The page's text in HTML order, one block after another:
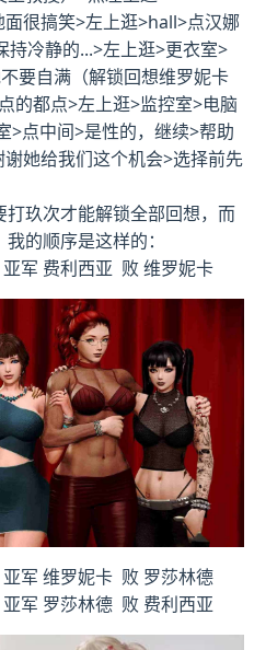
很搞笑>左上逛>hall>点汉娜
持冷静的...>左上逛>更衣室>
要自满（解锁回想维罗妮卡
的都点>左上逛>监控室>电脑
>点中间>是性的，继续>帮助
她给我们这个机会>选择前先
玖次才能解锁全部回想，而
的顺序是这样的：
军 费利西亚 败 维罗妮卡
军 维罗妮卡 败 罗莎林德
军 罗莎林德 败 费利西亚